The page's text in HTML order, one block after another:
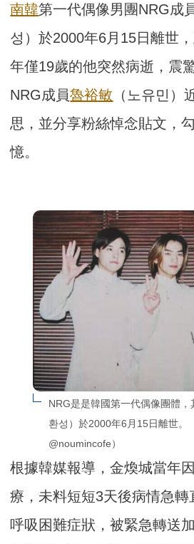
南韓第一代偶像男團NRG成
성）於2000年6月15日離世
年僅19歲的他突然病逝，震
NRG成員魯裕敏 （노유민）
思，並分享粉絲悼念貼文，
憶。
NRG是是韓國第一代偶像團體，
환성）於2000年6月15日離世。
@noumincofe）
根據韓媒報導，金煥城當年
療，未料短短3天後病情急
呼吸困難症狀，被緊急轉送